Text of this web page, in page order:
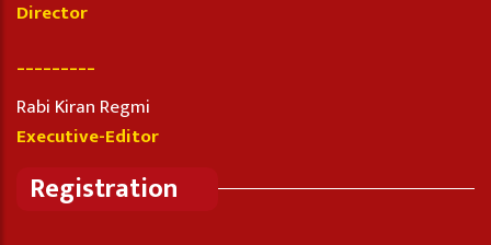
Director
_________
Rabi Kiran Regmi
Executive-Editor
Registration